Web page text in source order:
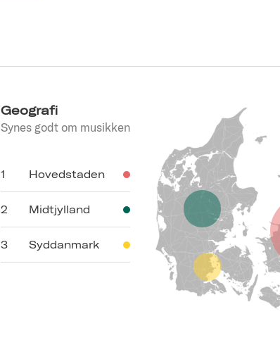
Geografi
Synes godt om musikken
1 Hovedstaden
2 Midtjylland
3 Syddanmark